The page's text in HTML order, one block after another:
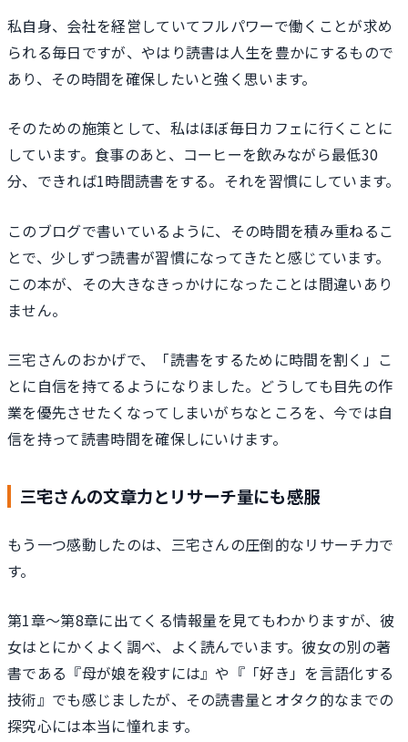
私自身、会社を経営していてフルパワーで働くことが求め
られる毎日ですが、やはり読書は人生を豊かにするもので
あり、その時間を確保したいと強く思います。
そのための施策として、私はほぼ毎日カフェに行くことに
しています。食事のあと、コーヒーを飲みながら最低30
分、できれば1時間読書をする。それを習慣にしています。
このブログで書いているように、その時間を積み重ねるこ
とで、少しずつ読書が習慣になってきたと感じています。
この本が、その大きなきっかけになったことは間違いあり
ません。
三宅さんのおかげで、「読書をするために時間を割く」こ
とに自信を持てるようになりました。どうしても目先の作
業を優先させたくなってしまいがちなところを、今では自
信を持って読書時間を確保しにいけます。
三宅さんの文章力とリサーチ量にも感服
もう一つ感動したのは、三宅さんの圧倒的なリサーチ力で
す。
第1章～第8章に出てくる情報量を見てもわかりますが、彼
女はとにかくよく調べ、よく読んでいます。彼女の別の著
書である『母が娘を殺すには』や『「好き」を言語化する
技術』でも感じましたが、その読書量とオタク的なまでの
探究心には本当に憧れます。